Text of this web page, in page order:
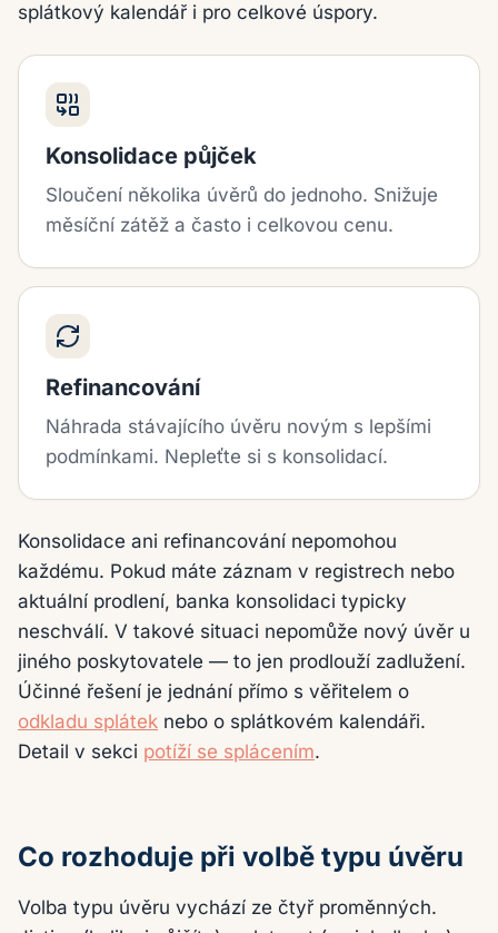
splátkový kalendář i pro celkové úspory.
Konsolidace půjček
Sloučení několika úvěrů do jednoho. Snižuje
měsíční zátěž a často i celkovou cenu.
Refinancování
Náhrada stávajícího úvěru novým s lepšími
podmínkami. Nepleťte si s konsolidací.
Konsolidace ani refinancování nepomohou
každému. Pokud máte záznam v registrech nebo
aktuální prodlení, banka konsolidaci typicky
neschválí. V takové situaci nepomůže nový úvěr u
jiného poskytovatele — to jen prodlouží zadlužení.
Účinné řešení je jednání přímo s věřitelem o
odkladu splátek nebo o splátkovém kalendáři.
Detail v sekci potíží se splácením.
Co rozhoduje při volbě typu úvěru
Volba typu úvěru vychází ze čtyř proměnných.